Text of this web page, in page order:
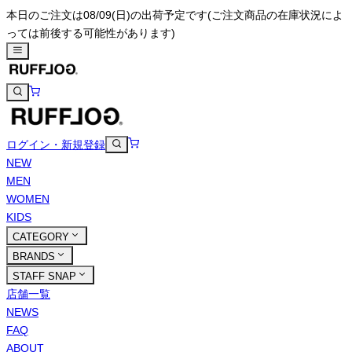
本日のご注文は08/09(日)の出荷予定です(ご注文商品の在庫状況によ
っては前後する可能性があります)
ログイン・新規登録
NEW
MEN
WOMEN
KIDS
CATEGORY
BRANDS
STAFF SNAP
店舗一覧
NEWS
FAQ
ABOUT